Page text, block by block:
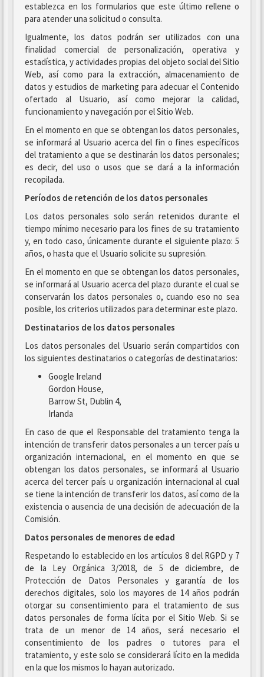
establezca en los formularios que este último rellene o
para atender una solicitud o consulta.
Igualmente, los datos podrán ser utilizados con una
finalidad comercial de personalización, operativa y
estadística, y actividades propias del objeto social del Sitio
Web, así como para la extracción, almacenamiento de
datos y estudios de marketing para adecuar el Contenido
ofertado al Usuario, así como mejorar la calidad,
funcionamiento y navegación por el Sitio Web.
En el momento en que se obtengan los datos personales,
se informará al Usuario acerca del fin o fines específicos
del tratamiento a que se destinarán los datos personales;
es decir, del uso o usos que se dará a la información
recopilada.
Períodos de retención de los datos personales
Los datos personales solo serán retenidos durante el
tiempo mínimo necesario para los fines de su tratamiento
y, en todo caso, únicamente durante el siguiente plazo: 5
años, o hasta que el Usuario solicite su supresión.
En el momento en que se obtengan los datos personales,
se informará al Usuario acerca del plazo durante el cual se
conservarán los datos personales o, cuando eso no sea
posible, los criterios utilizados para determinar este plazo.
Destinatarios de los datos personales
Los datos personales del Usuario serán compartidos con
los siguientes destinatarios o categorías de destinatarios:
Google Ireland
Gordon House,
Barrow St, Dublin 4,
Irlanda
En caso de que el Responsable del tratamiento tenga la
intención de transferir datos personales a un tercer país u
organización internacional, en el momento en que se
obtengan los datos personales, se informará al Usuario
acerca del tercer país u organización internacional al cual
se tiene la intención de transferir los datos, así como de la
existencia o ausencia de una decisión de adecuación de la
Comisión.
Datos personales de menores de edad
Respetando lo establecido en los artículos 8 del RGPD y 7
de la Ley Orgánica 3/2018, de 5 de diciembre, de
Protección de Datos Personales y garantía de los
derechos digitales, solo los mayores de 14 años podrán
otorgar su consentimiento para el tratamiento de sus
datos personales de forma lícita por el Sitio Web. Si se
trata de un menor de 14 años, será necesario el
consentimiento de los padres o tutores para el
tratamiento, y este solo se considerará lícito en la medida
en la que los mismos lo hayan autorizado.